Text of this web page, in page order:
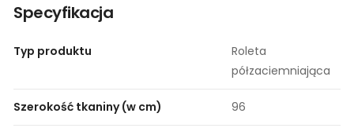
Specyfikacja
Typ produktu
Roleta
półzaciemniająca
Szerokość tkaniny (w cm) 96